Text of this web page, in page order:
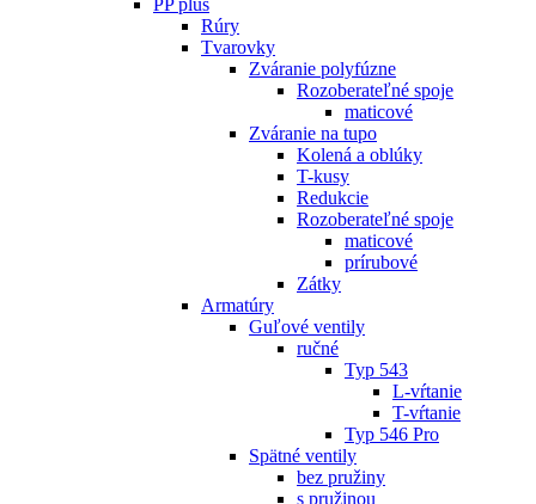
PP plus
Rúry
Tvarovky
Zváranie polyfúzne
Rozoberateľné spoje
maticové
Zváranie na tupo
Kolená a oblúky
T-kusy
Redukcie
Rozoberateľné spoje
maticové
prírubové
Zátky
Armatúry
Guľové ventily
ručné
Typ 543
L-vŕtanie
T-vŕtanie
Typ 546 Pro
Spätné ventily
bez pružiny
s pružinou